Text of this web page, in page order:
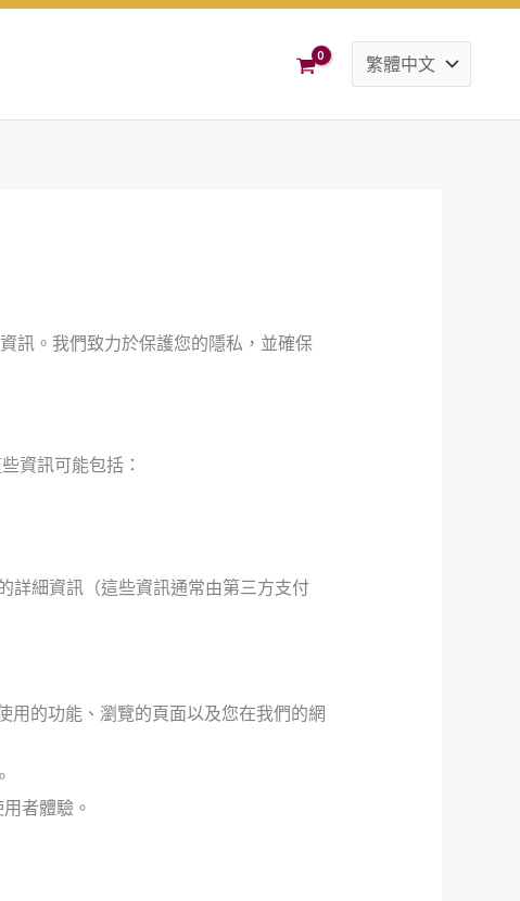
訊。我們致力於保護您的隱私，並確保
資訊可能包括：
詳細資訊（這些資訊通常由第三方支付
用的功能、瀏覽的頁面以及您在我們的網
者體驗。